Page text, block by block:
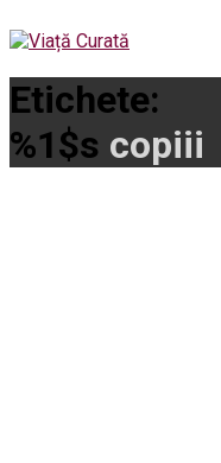
Etichete:
%1$s copiii